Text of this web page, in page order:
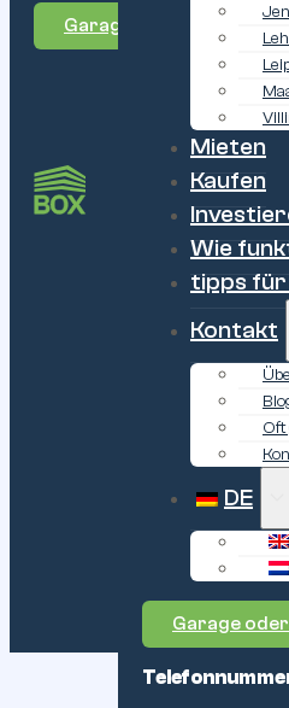
Mieten
Kaufen
Wie
tipps
Kontakt
Oft
DE
Garage
Garagenbox mieten in